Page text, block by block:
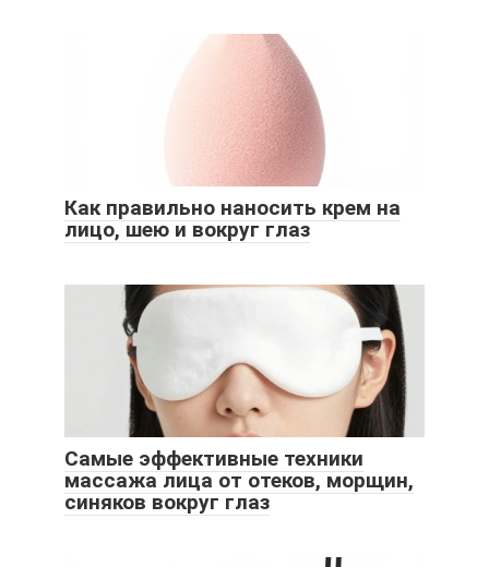
Как правильно наносить крем на
лицо, шею и вокруг глаз
Самые эффективные техники
массажа лица от отеков, морщин,
синяков вокруг глаз